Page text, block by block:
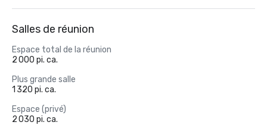
Salles de réunion
Espace total de la réunion
2 000 pi. ca.
Plus grande salle
1 320 pi. ca.
Espace (privé)
2 030 pi. ca.